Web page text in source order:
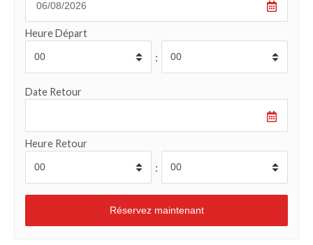
Heure Départ
:
Date Retour
Heure Retour
: